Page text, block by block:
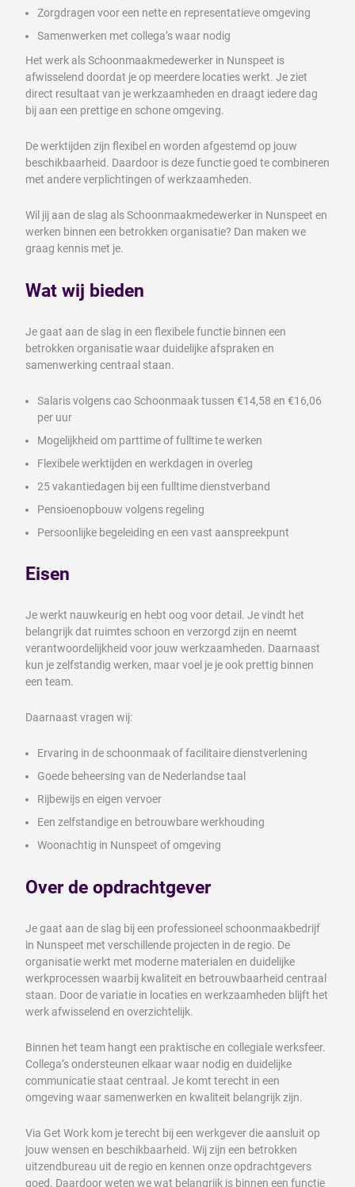
Zorgdragen voor een nette en representatieve omgeving
Samenwerken met collega’s waar nodig
Het werk als Schoonmaakmedewerker in Nunspeet is
afwisselend doordat je op meerdere locaties werkt. Je ziet
direct resultaat van je werkzaamheden en draagt iedere dag
bij aan een prettige en schone omgeving.
De werktijden zijn flexibel en worden afgestemd op jouw
beschikbaarheid. Daardoor is deze functie goed te combineren
met andere verplichtingen of werkzaamheden.
Wil jij aan de slag als Schoonmaakmedewerker in Nunspeet en
werken binnen een betrokken organisatie? Dan maken we
graag kennis met je.
Wat wij bieden
Je gaat aan de slag in een flexibele functie binnen een
betrokken organisatie waar duidelijke afspraken en
samenwerking centraal staan.
Salaris volgens cao Schoonmaak tussen €14,58 en €16,06
per uur
Mogelijkheid om parttime of fulltime te werken
Flexibele werktijden en werkdagen in overleg
25 vakantiedagen bij een fulltime dienstverband
Pensioenopbouw volgens regeling
Persoonlijke begeleiding en een vast aanspreekpunt
Eisen
Je werkt nauwkeurig en hebt oog voor detail. Je vindt het
belangrijk dat ruimtes schoon en verzorgd zijn en neemt
verantwoordelijkheid voor jouw werkzaamheden. Daarnaast
kun je zelfstandig werken, maar voel je je ook prettig binnen
een team.
Daarnaast vragen wij:
Ervaring in de schoonmaak of facilitaire dienstverlening
Goede beheersing van de Nederlandse taal
Rijbewijs en eigen vervoer
Een zelfstandige en betrouwbare werkhouding
Woonachtig in Nunspeet of omgeving
Over de opdrachtgever
Je gaat aan de slag bij een professioneel schoonmaakbedrijf
in Nunspeet met verschillende projecten in de regio. De
organisatie werkt met moderne materialen en duidelijke
werkprocessen waarbij kwaliteit en betrouwbaarheid centraal
staan. Door de variatie in locaties en werkzaamheden blijft het
werk afwisselend en overzichtelijk.
Binnen het team hangt een praktische en collegiale werksfeer.
Collega’s ondersteunen elkaar waar nodig en duidelijke
communicatie staat centraal. Je komt terecht in een
omgeving waar samenwerken en kwaliteit belangrijk zijn.
Via Get Work kom je terecht bij een werkgever die aansluit op
jouw wensen en beschikbaarheid. Wij zijn een betrokken
uitzendbureau uit de regio en kennen onze opdrachtgevers
goed. Daardoor weten we wat belangrijk is binnen een functie